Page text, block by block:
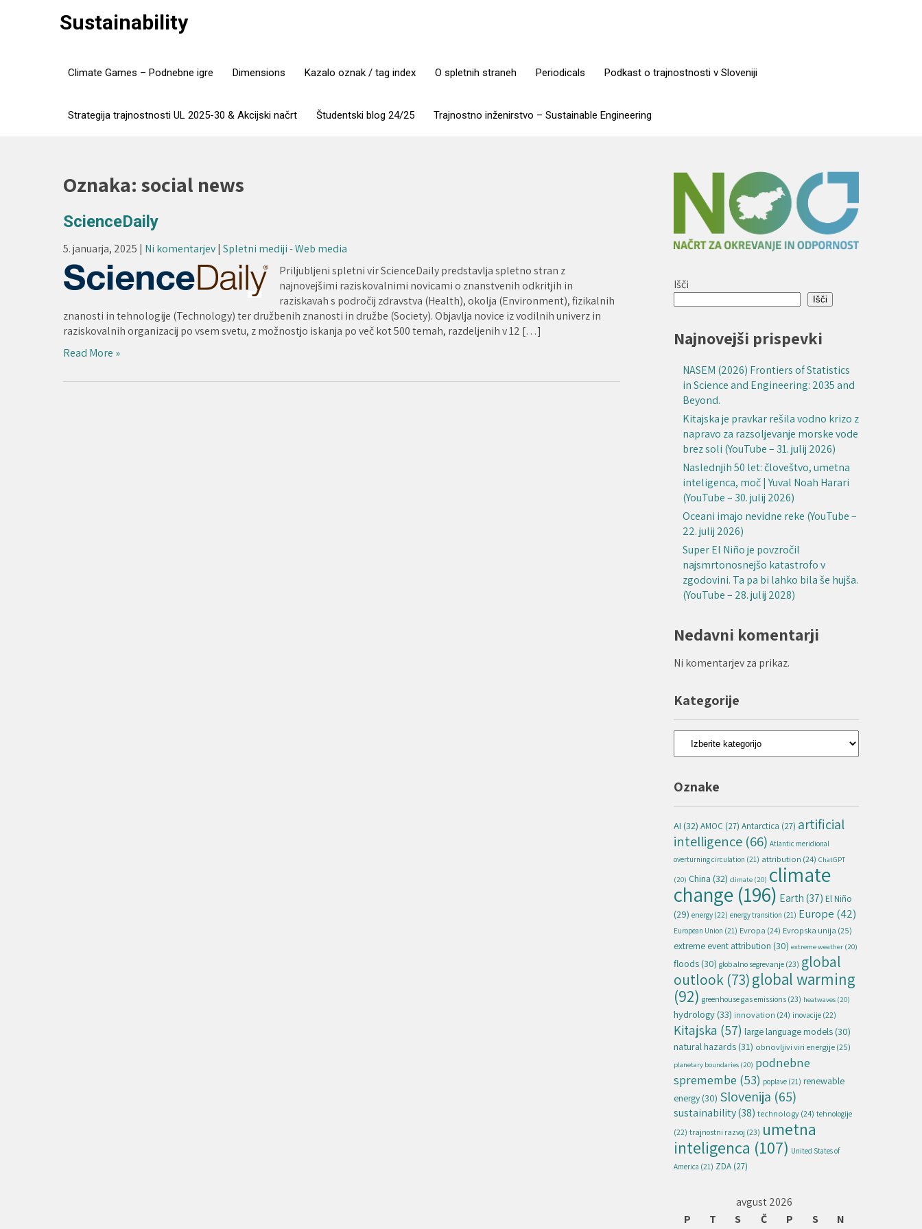
Sustainability
Climate Games – Podnebne igre Dimensions Kazalo oznak / tag index O spletnih straneh Periodicals Podkast o trajnostnosti v Sloveniji
Strategija trajnostnosti UL 2025-30 & Akcijski načrt Študentski blog 24/25 Trajnostno inženirstvo – Sustainable Engineering
Oznaka: social news
ScienceDaily
5. januarja, 2025 | Ni komentarjev| Spletni mediji - Web media
Priljubljeni spletni vir ScienceDaily predstavlja spletno stran z
najnovejšimi raziskovalnimi novicami o znanstvenih odkritjih in
raziskavah s področij zdravstva (Health), okolja (Environment), fizikalnih
znanosti in tehnologije (Technology) ter družbenih znanosti in družbe (Society). Objavlja novice iz vodilnih univerz in
raziskovalnih organizacij po vsem svetu, z možnostjo iskanja po več kot 500 temah, razdeljenih v 12 […]
Read More »
Išči
Išči
Najnovejši prispevki
NASEM (2026) Frontiers of Statistics
in Science and Engineering: 2035 and
Beyond.
Kitajska je pravkar rešila vodno krizo z
napravo za razsoljevanje morske vode
brez soli (YouTube – 31. julij 2026)
Naslednjih 50 let: človeštvo, umetna
inteligenca, moč | Yuval Noah Harari
(YouTube – 30. julij 2026)
Oceani imajo nevidne reke (YouTube –
22. julij 2026)
Super El Niño je povzročil
najsmrtonosnejšo katastrofo v
zgodovini. Ta pa bi lahko bila še hujša.
(YouTube – 28. julij 2028)
Nedavni komentarji
Ni komentarjev za prikaz.
Kategorije
Kategorije
Oznake
AI (32) AMOC (27) Antarctica (27) artificial
intelligence (66) Atlantic meridional
overturning circulation (21) attribution (24) ChatGPT
(20) China (32) climate (20) climate
change (196) Earth (37) El Niño
(29) energy (22) energy transition (21) Europe (42)
European Union (21) Evropa (24) Evropska unija (25)
extreme event attribution (30) extreme weather (20)
floods (30) globalno segrevanje (23) global
outlook (73)global warming
(92) greenhouse gas emissions (23) heatwaves (20)
hydrology(33) innovation (24) inovacije (22)
Kitajska (57) large language models (30)
natural hazards (31) obnovljivi viri energije(25)
planetary boundaries (20) podnebne
spremembe (53) poplave (21) renewable
energy (30) Slovenija (65)
sustainability(38) technology(24) tehnologije
(22) trajnostni razvoj (23) umetna
inteligenca (107) United States of
America (21) ZDA (27)
avgust 2026
P
T S Č P S N